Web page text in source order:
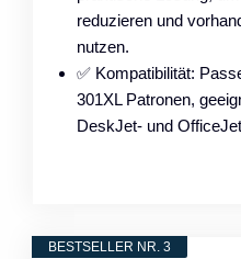
reduzieren und
nutzen.
✅ Kompatibilität:
301XL Patronen,
DeskJet- und
BESTSELLER NR. 3